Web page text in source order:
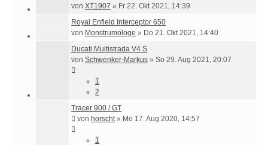
von XT1907 » Fr 22. Okt 2021, 14:39
Royal Enfield Interceptor 650
von Monstrumologe » Do 21. Okt 2021, 14:40
Ducati Multistrada V4 S
von Schwenker-Markus » So 29. Aug 2021, 20:07
1
2
Tracer 900 / GT
von horscht » Mo 17. Aug 2020, 14:57
1